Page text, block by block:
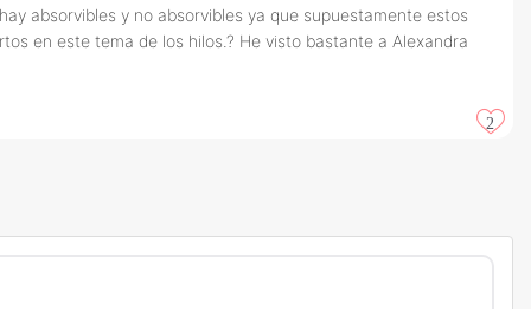
absorvibles y no absorvibles ya que supuestamente estos
en este tema de los hilos.? He visto bastante a Alexandra
2